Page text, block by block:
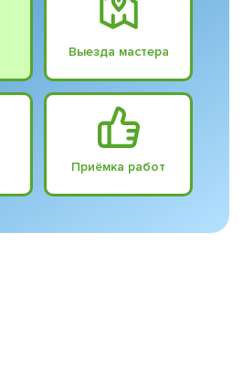
Выезда мастера
Приёмка работ